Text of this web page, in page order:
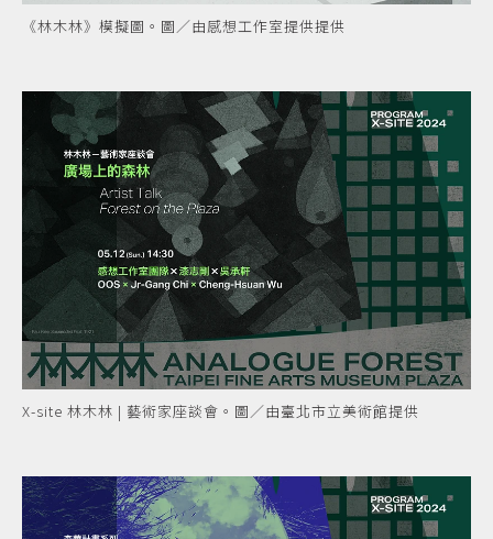
《林木林》模擬圖。圖／由感想工作室提供提供
X-site 林木林 | 藝術家座談會。圖／由臺北市立美術館提供